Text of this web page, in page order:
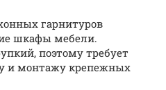
гарнитуров
шкафы мебели.
поэтому требует
и монтажу крепежных